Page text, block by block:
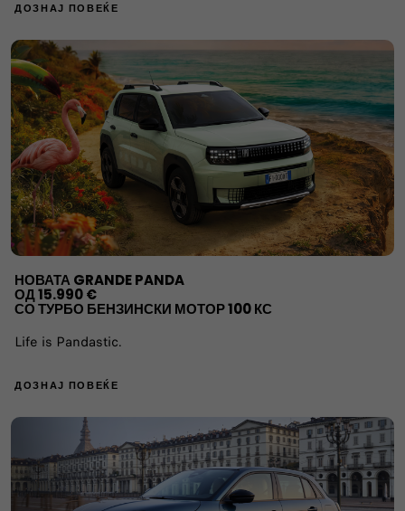
ДОЗНАЈ ПОВЕЌЕ
НОВАТА GRANDE PANDA
ОД 15.990 €
СО ТУРБО БЕНЗИНСКИ МОТОР 100 КС
Life is Pandastic.
ДОЗНАЈ ПОВЕЌЕ